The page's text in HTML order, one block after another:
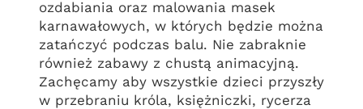
ozdabiania oraz malowania masek
karnawałowych, w których będzie można
zatańczyć podczas balu. Nie zabraknie
również zabawy z chustą animacyjną.
Zachęcamy aby wszystkie dzieci przyszły
w przebraniu króla, księżniczki, rycerza